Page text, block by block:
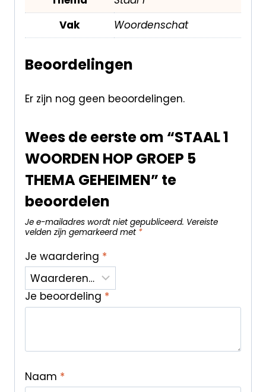
Vak
Woordenschat
Beoordelingen
Er zijn nog geen beoordelingen.
Wees de eerste om “STAAL 1
WOORDEN HOP GROEP 5
THEMA GEHEIMEN” te
beoordelen
Je e-mailadres wordt niet gepubliceerd. Vereiste
velden zijn gemarkeerd met *
Je waardering *
Je beoordeling *
Naam *